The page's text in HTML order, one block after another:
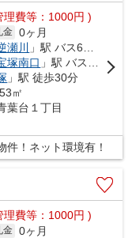
理費等：1000円 )
金 0ヶ月
瀬川
」駅 バス6分 「宝松苑」 停歩2分
塚南口 」駅 バス12分 「宝松苑」 停歩3分
」駅 徒歩30分
㎡
葉台１丁目
！ネット環境有！
理費等：1000円 )
金 0ヶ月